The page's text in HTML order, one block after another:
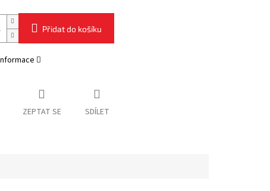
Přidat do košíku
ZEPTAT SE SDÍLET